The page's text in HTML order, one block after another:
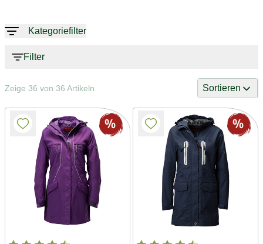
Kategoriefilter
Filter
Zeige 36 von 36 Artikeln Sortieren